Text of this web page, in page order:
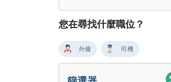
您在尋找什麼職位？
外傭 司機